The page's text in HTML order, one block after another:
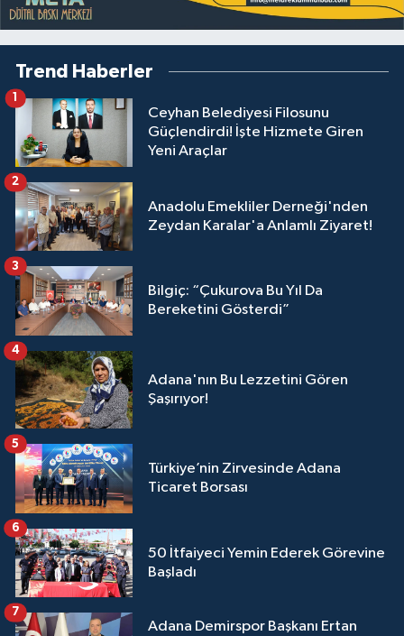
Trend Haberler
Ceyhan Belediyesi Filosunu
Güçlendirdi! İşte Hizmete Giren
Yeni Araçlar
1
Anadolu Emekliler Derneği'nden
Zeydan Karalar'a Anlamlı Ziyaret!
2
Bilgiç: “Çukurova Bu Yıl Da
Bereketini Gösterdi”
3
Adana'nın Bu Lezzetini Gören
Şaşırıyor!
4
Türkiye’nin Zirvesinde Adana
Ticaret Borsası
5
50 İtfaiyeci Yemin Ederek Görevine
Başladı
6
Adana Demirspor Başkanı Ertan
7